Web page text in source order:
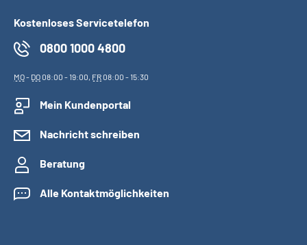
Kostenloses Servicetelefon
0800 1000 4800
MO- DO08:00 - 19:00, FR08:00 - 15:30
Mein Kundenportal
Nachricht schreiben
Beratung
Alle Kontaktmöglichkeiten